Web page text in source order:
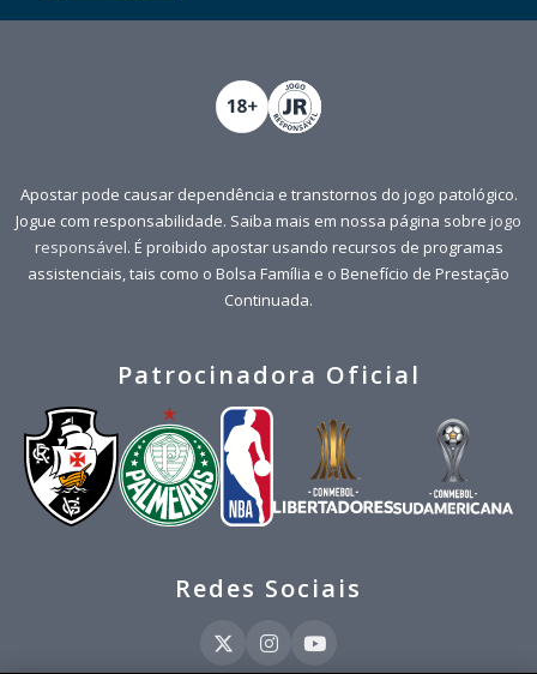
Apostar pode causar dependência e transtornos do jogo patológico.
Jogue com responsabilidade. Saiba mais em nossa página sobre jogo
responsável. É proibido apostar usando recursos de programas
assistenciais, tais como o Bolsa Família e o Benefício de Prestação
Continuada.
Patrocinadora Oficial
Redes Sociais